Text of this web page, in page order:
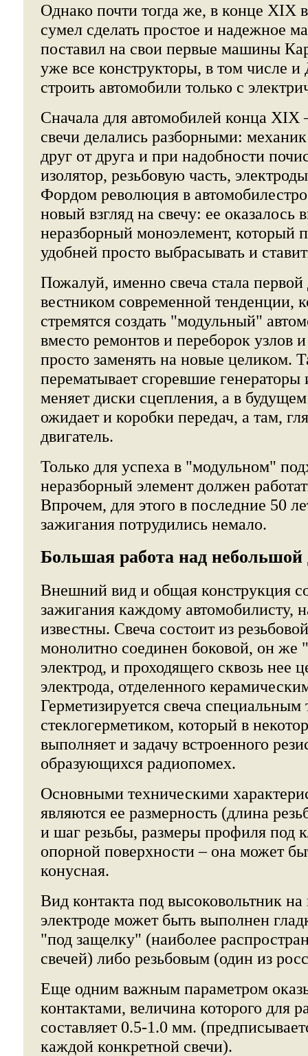
Однако почти тогда же, в конце XIX
сумел сделать простое и надежное
поставил на свои первые машины
уже все конструкторы, в том числе
строить автомобили только с
Сначала для автомобилей конца XIX
свечи делались разборными:
друг от друга и при надобности
изолятор, резьбовую часть,
Фордом революция в
новый взгляд на свечу: ее оказалось
неразборный моноэлемент, который
удобней просто выбрасывать и
Пожалуй, именно свеча стала
вестником современной тенденции,
стремятся создать "модульный"
вместо ремонтов и переборок узлов и
просто заменять на новые целиком.
перематывает сгоревшие генераторы
меняет диски сцепления, а в
ожидает и коробки передач, а там,
двигатель.
Только для успеха в "модульном"
неразборный элемент должен
Впрочем, для этого в последние 50
зажигания потрудились немало.
Большая работа над небольшой
Внешний вид и общая конструкция
зажигания каждому автомобилисту,
известны. Свеча состоит из
монолитно соединен боковой, он же
электрод, и проходящего сквозь нее
электрода, отделенного
Герметизируется свеча
стеклогерметиком, который в
выполняет и задачу встроенного
образующихся радиопомех.
Основными техническими
являются ее размерность (длина
и шаг резьбы, размеры профиля под
опорной поверхности – она может
конусная.
Вид контакта под высоковольтник
электроде может быть выполнен
"под защелку" (наиболее
свечей) либо резьбовым (один из
Еще одним важным параметром
контактами, величина которого для
составляет 0.5-1.0 мм.
каждой конкретной свечи).